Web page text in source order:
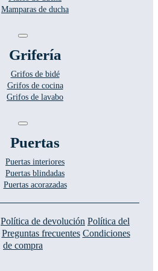
Mamparas de ducha
Toggle
Navigation
Grifería
Grifos de bidé
Grifos de cocina
Grifos de lavabo
Toggle
Puertas
Puertas interiores
Puertas blindadas
Puertas acorazadas
Política de devolución Política del
Preguntas frecuentes Condiciones
de compra